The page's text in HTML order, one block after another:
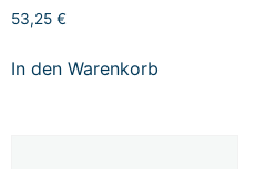
53,25 €
In den Warenkorb